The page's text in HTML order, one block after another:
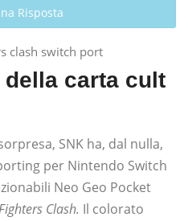
Risposta
carta cult
SNK ha, dal nulla,
per Nintendo Switch
Neo Geo Pocket
Clash. Il colorato